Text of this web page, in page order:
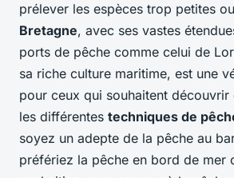
prélever les espèces trop petites
Bretagne, avec ses vastes
ports de pêche comme celui de
sa riche culture maritime, est une
pour ceux qui souhaitent
les différentes techniques de
soyez un adepte de la pêche au
préfériez la pêche en bord de mer